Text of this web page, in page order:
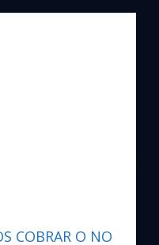
COBRAR O NO